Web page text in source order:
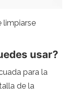
limpiarse
usar?
para la
de la